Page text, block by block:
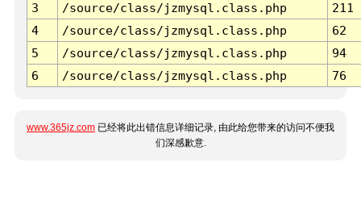
3 /source/class/jzmysql.class.php
211
4
/source/class/jzmysql.class.php
62
5
/source/class/jzmysql.class.php
94
6
/source/class/jzmysql.class.php 76
www.365jz.com 已经将此出错信息详细记录, 由此给您带来的访问不便我
们深感歉意.